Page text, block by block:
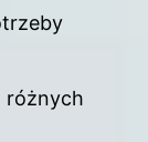
różnych